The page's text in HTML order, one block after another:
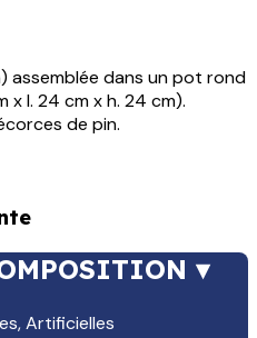
assemblée dans un pot rond
x l. 24 cm x h. 24 cm).
de pin.
▾
,Artificielles